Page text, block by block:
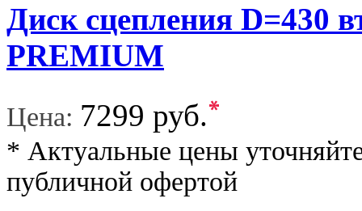
Диск сцепления D=430
PREMIUM
Цена: 7299 руб.*
* Актуальные цены
публичной офертой